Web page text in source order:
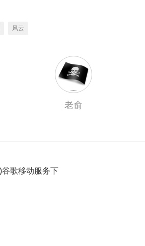
风云
老俞
歌移动服务下